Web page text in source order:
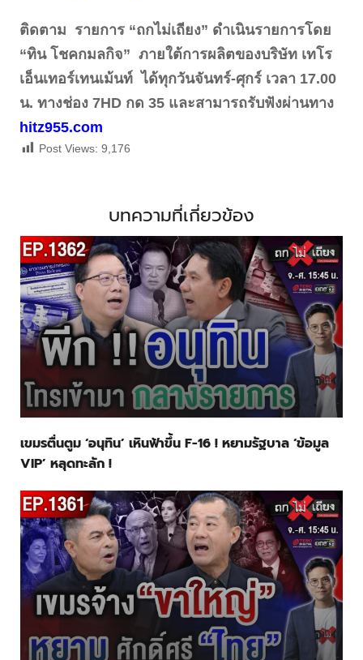
ติดตาม รายการ “ถกไม่เถียง” ดำเนินรายการโดย
“ทิน โชคกมลกิจ” ภายใต้การผลิตของบริษัท เทโร
เอ็นเทอร์เทนเม้นท์ ได้ทุกวันจันทร์-ศุกร์ เวลา 17.00
น. ทางช่อง 7HD กด 35 และสามารถรับฟังผ่านทาง
hitz955.com
Post Views: 9,176
บทความที่เกี่ยวข้อง
เขมรตื่นตูม ‘อนุทิน’ เหินฟ้าขึ้น F-16 ! หยามรัฐบาล ‘ข้อมูล
VIP’ หลุดทะลัก !